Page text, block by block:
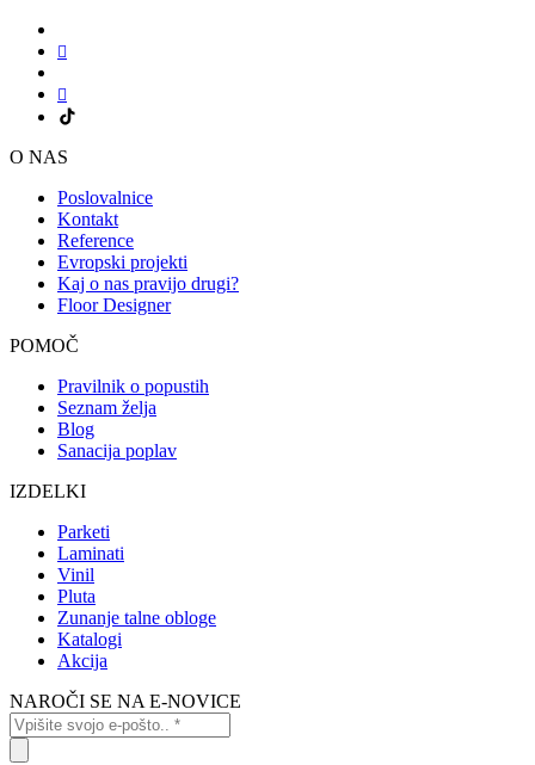
O NAS
Poslovalnice
Kontakt
Reference
Evropski projekti
Kaj o nas pravijo drugi?
Floor Designer
POMOČ
Pravilnik o popustih
Seznam želja
Blog
Sanacija poplav
IZDELKI
Parketi
Laminati
Vinil
Pluta
Zunanje talne obloge
Katalogi
Akcija
NAROČI SE NA E-NOVICE